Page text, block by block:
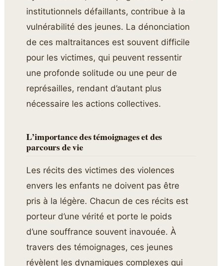
institutionnels défaillants, contribue à la
vulnérabilité des jeunes. La dénonciation
de ces maltraitances est souvent difficile
pour les victimes, qui peuvent ressentir
une profonde solitude ou une peur de
représailles, rendant d’autant plus
nécessaire les actions collectives.
L’importance des témoignages et des
parcours de vie
Les récits des victimes des violences
envers les enfants ne doivent pas être
pris à la légère. Chacun de ces récits est
porteur d’une vérité et porte le poids
d’une souffrance souvent inavouée. À
travers des témoignages, ces jeunes
révèlent les dynamiques complexes qui